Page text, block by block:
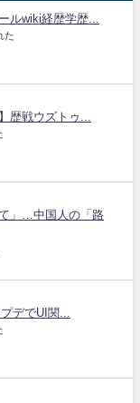
ルwiki経歴学歴...
た
歴戦ウズトゥ...
」…中国人の「路
デでUI関...